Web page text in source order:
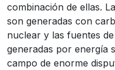
combinación de ellas.
son generadas con
nuclear y las fuentes
generadas por energía
campo de enorme